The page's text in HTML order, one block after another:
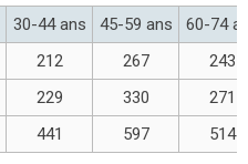
30-44 ans 45-59 ans
60-74
212 267
243
229 330
271
441 597 514